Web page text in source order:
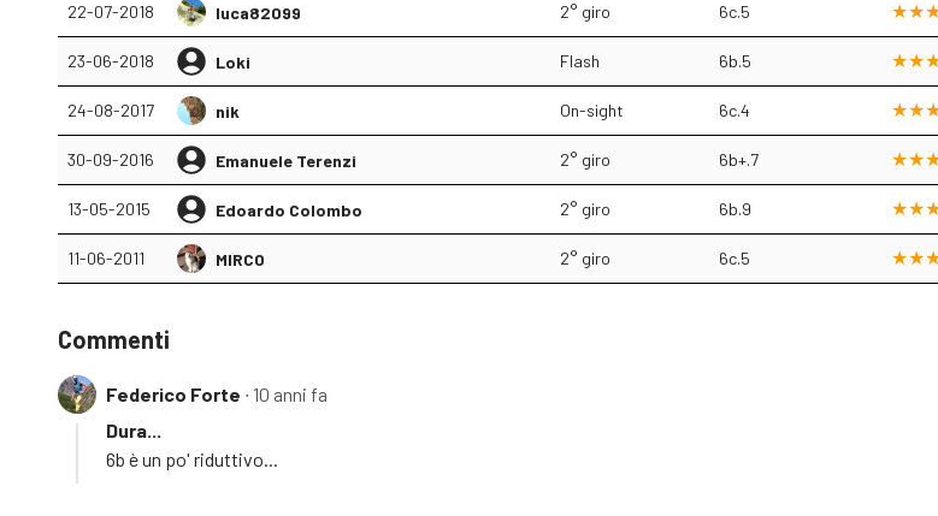
22-07-2018 luca82099 2° giro 6c.5
23-06-2018 Loki Flash 6b.5
24-08-2017 nik On-sight 6c.4
30-09-2016 Emanuele Terenzi 2° giro 6b+.7
13-05-2015 Edoardo Colombo 2° giro 6b.9
11-06-2011 MIRCO 2° giro 6c.5
Commenti
Federico Forte ∙ 10 anni fa
Dura...
6b è un po' riduttivo...